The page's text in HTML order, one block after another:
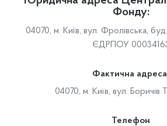
Фонду:
04070, м. Київ, вул. Фролівська,
ЄДРПОУ
Фактична
04070, м. Київ, вул. Боричів
Телефон